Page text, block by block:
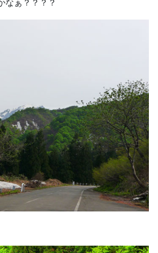
なぁ？？？？